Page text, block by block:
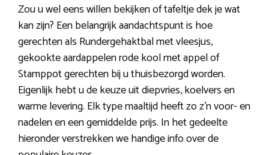
Zou u wel eens willen bekijken of tafeltje dek je wat
kan zijn? Een belangrijk aandachtspunt is hoe
gerechten als Rundergehaktbal met vleesjus,
gekookte aardappelen rode kool met appel of
Stamppot gerechten bij u thuisbezorgd worden.
Eigenlijk hebt u de keuze uit diepvries, koelvers en
warme levering. Elk type maaltijd heeft zo z’n voor- en
nadelen en een gemiddelde prijs. In het gedeelte
hieronder verstrekken we handige info over de